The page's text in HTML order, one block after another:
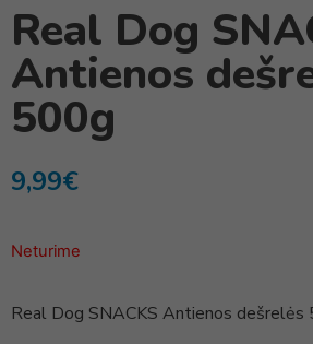
Real Dog
Antienos
500g
9,99€
Neturime
Real Dog SNACKS Antienos dešrelės